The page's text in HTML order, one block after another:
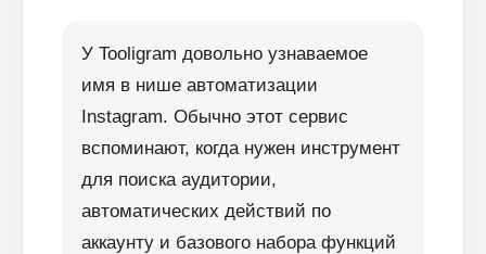
У Tooligram довольно узнаваемое
имя в нише автоматизации
Instagram. Обычно этот сервис
вспоминают, когда нужен инструмент
для поиска аудитории,
автоматических действий по
аккаунту и базового набора функций